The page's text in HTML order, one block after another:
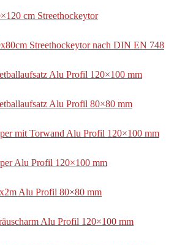
cm Streethockeytor
Streethockeytor nach DIN EN 748
Alu Profil 120×100 mm
Alu Profil 80×80 mm
mit Torwand Alu Profil 120×100 mm
Alu Profil 120×100 mm
Alu Profil 80×80 mm
Alu Profil 120×100 mm